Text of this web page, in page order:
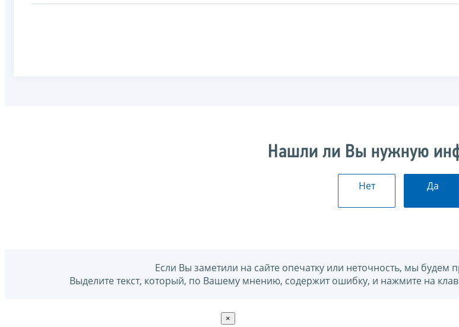
Нашли ли Вы нужную
Нет Да
Если Вы заметили на сайте опечатку или неточность, мы будем
Выделите текст, который, по Вашему мнению, содержит ошибку, и нажмите на
×